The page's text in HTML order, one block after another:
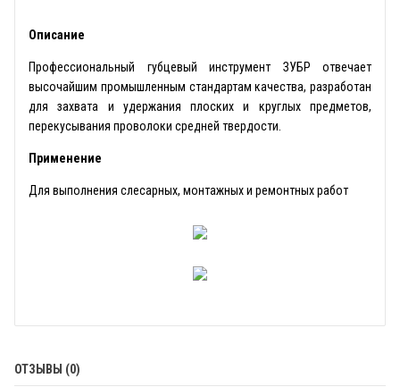
Описание
Профессиональный губцевый инструмент ЗУБР отвечает
высочайшим промышленным стандартам качества, разработан
для захвата и удержания плоских и круглых предметов,
перекусывания проволоки средней твердости.
Применение
Для выполнения слесарных, монтажных и ремонтных работ
ОТЗЫВЫ (0)